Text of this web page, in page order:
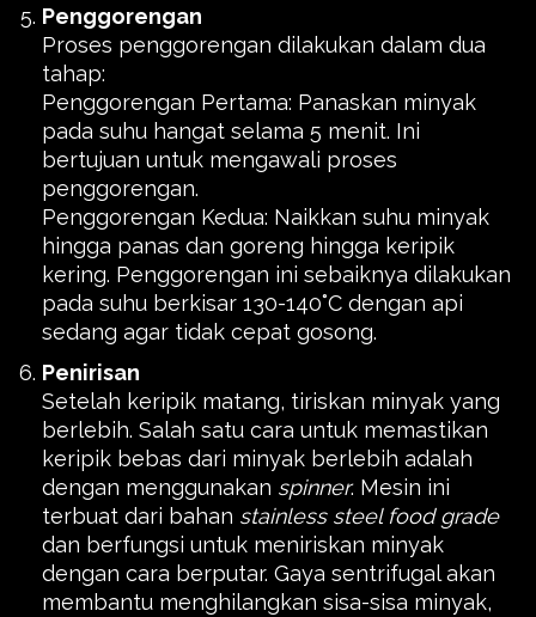
Penggorengan
Proses penggorengan dilakukan dalam dua
tahap:
Penggorengan Pertama: Panaskan minyak
pada suhu hangat selama 5 menit. Ini
bertujuan untuk mengawali proses
penggorengan.
Penggorengan Kedua: Naikkan suhu minyak
hingga panas dan goreng hingga keripik
kering. Penggorengan ini sebaiknya dilakukan
pada suhu berkisar 130-140˚C dengan api
sedang agar tidak cepat gosong.
Penirisan
Setelah keripik matang, tiriskan minyak yang
berlebih. Salah satu cara untuk memastikan
keripik bebas dari minyak berlebih adalah
dengan menggunakan spinner. Mesin ini
terbuat dari bahan stainless steel food grade
dan berfungsi untuk meniriskan minyak
dengan cara berputar. Gaya sentrifugal akan
membantu menghilangkan sisa-sisa minyak,